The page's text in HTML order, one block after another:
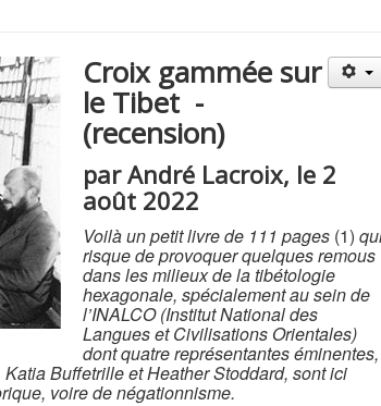
Croix gammée sur
le Tibet -
(recension)
par André Lacroix, le 2
août 2022
Voilà un petit livre de 111 pages (1)
risque de provoquer quelques remous
dans les milieux de la tibétologie
hexagonale, spécialement au sein de
l’INALCO (Institut National des
Langues et Civilisations Orientales)
dont quatre représentantes éminentes,
Buffetrille et Heather Stoddard, sont ici
voire de négationnisme.